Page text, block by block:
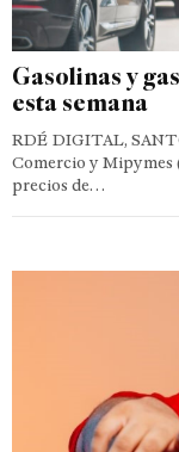
Gasolinas y
esta semana
RDÉ DIGITAL,
Comercio y Mipymes
precios de…